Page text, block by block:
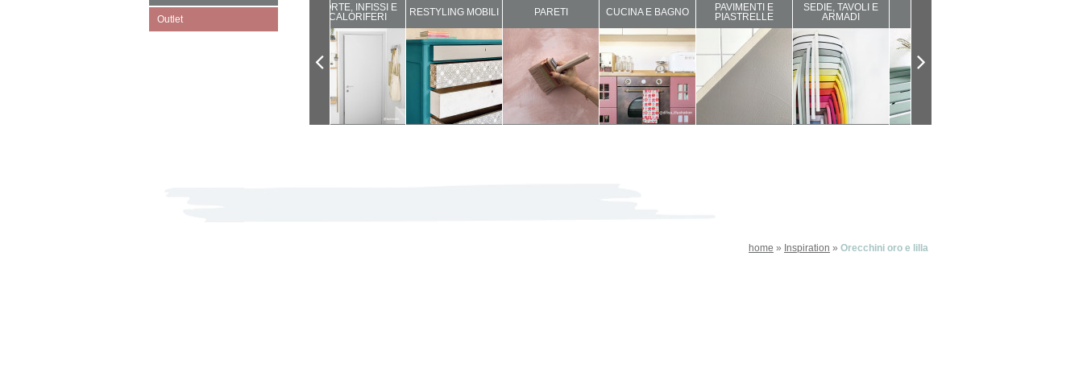
Outlet
PORTE, INFISSI E
CALORIFERI
RESTYLING MOBILI PARETI CUCINA E BAGNO
PAVIMENTI E
PIASTRELLE
SEDIE, TAVOLI E
ARMADI
home » Inspiration » Orecchini oro e lilla